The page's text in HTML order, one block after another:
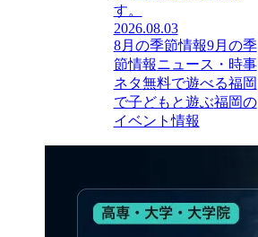
す。
2026.08.03
8月の季節情報9月の季
節情報ニュース・時事
ネタ無料で遊べる福岡
で子どもと遊ぶ福岡の
イベント情報